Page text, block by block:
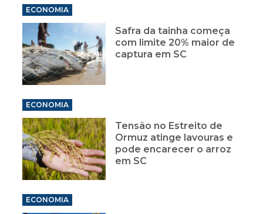
ECONOMIA
Safra da tainha começa
com limite 20% maior de
captura em SC
ECONOMIA
Tensão no Estreito de
Ormuz atinge lavouras e
pode encarecer o arroz
em SC
ECONOMIA